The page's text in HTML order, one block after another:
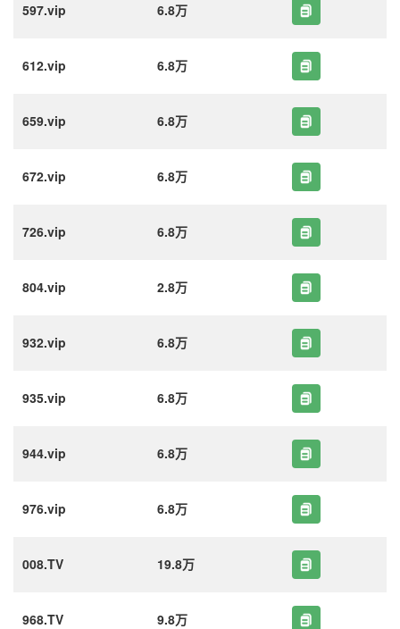
597.vip 6.8万
612.vip 6.8万
659.vip 6.8万
672.vip 6.8万
726.vip 6.8万
804.vip 2.8万
932.vip 6.8万
935.vip 6.8万
944.vip 6.8万
976.vip 6.8万
008.TV 19.8万
968.TV 9.8万